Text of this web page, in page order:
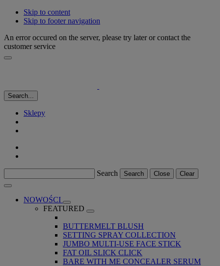
Skip to content
Skip to footer navigation
An error occured on the server, please try later or contact the
customer service
Search...
Sklepy
Search Search Close Clear
NOWOŚCI
FEATURED
BUTTERMELT BLUSH
SETTING SPRAY COLLECTION
JUMBO MULTI-USE FACE STICK
FAT OIL SLICK CLICK
BARE WITH ME CONCEALER SERUM